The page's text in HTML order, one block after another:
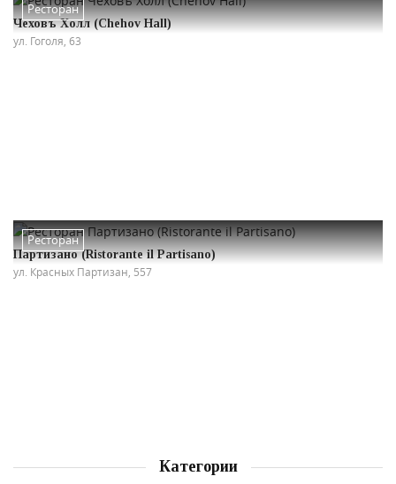
Ресторан
Чеховъ Холл (Chehov Hall)
ул. Гоголя, 63
Ресторан
Партизано (Ristorante il Partisano)
ул. Красных Партизан, 557
Категории